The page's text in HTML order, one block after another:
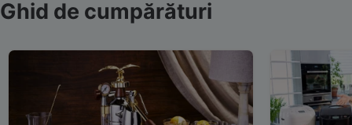
Ghid de cumpărături